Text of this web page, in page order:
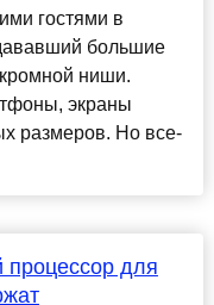
гостями в
большие
ниши.
экраны
размеров. Но все-
для